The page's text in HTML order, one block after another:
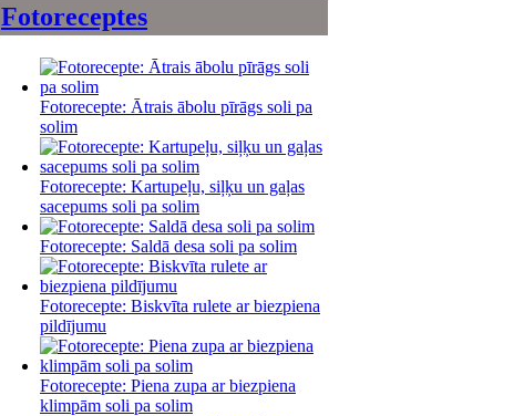
Fotoreceptes
Fotorecepte: Ātrais ābolu pīrāgs soli pa
solim
Fotorecepte: Kartupeļu, siļķu un gaļas
sacepums soli pa solim
Fotorecepte: Saldā desa soli pa solim
Fotorecepte: Biskvīta rulete ar biezpiena
pildījumu
Fotorecepte: Piena zupa ar biezpiena
klimpām soli pa solim